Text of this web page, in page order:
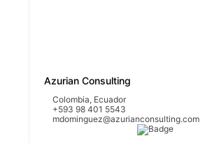
Azurian Consulting
Colombia, Ecuador
+593 98 401 5543
mdominguez@azurianconsulting.com